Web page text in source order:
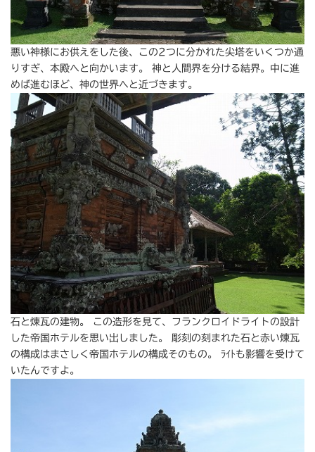
悪い神様にお供えをした後、この2つに分かれた尖塔をいくつか通
りすぎ、本殿へと向かいます。 神と人間界を分ける結界。中に進
めば進むほど、神の世界へと近づきます。
石と煉瓦の建物。 この造形を見て、フランクロイドライトの設計
した帝国ホテルを思い出しました。 彫刻の刻まれた石と赤い煉瓦
の構成はまさしく帝国ホテルの構成そのもの。 ﾗｲﾄも影響を受けて
いたんですよ。